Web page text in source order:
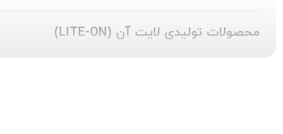
محصولات تولیدی لایت آن (LITE-ON)